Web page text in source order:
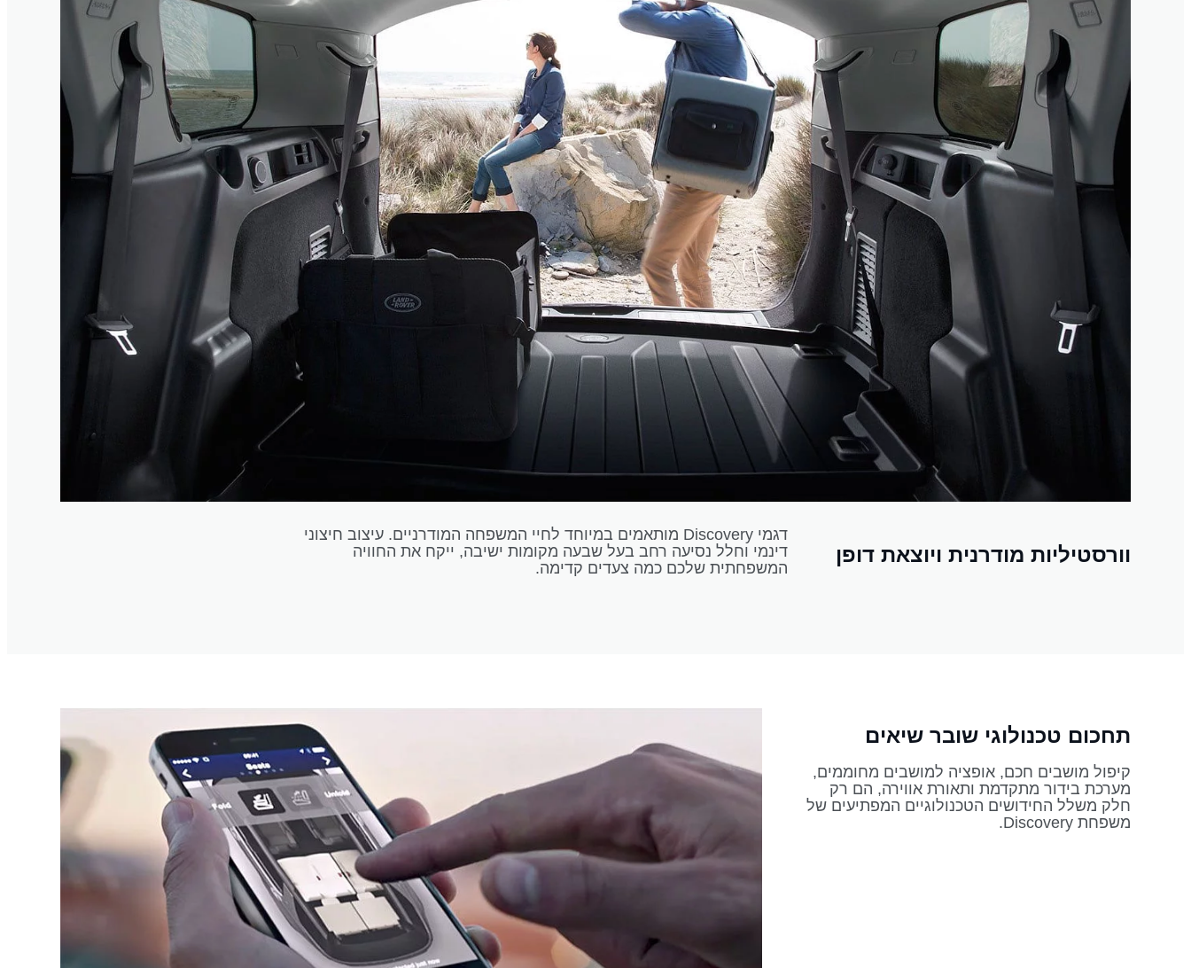
וורסטיליות מודרנית ויוצאת דופן
דגמי Discovery מותאמים במיוחד לחיי המשפחה המודרניים. עיצוב חיצוני
דינמי וחלל נסיעה רחב בעל שבעה מקומות ישיבה, ייקח את החוויה
המשפחתית שלכם כמה צעדים קדימה.
תחכום טכנולוגי שובר שיאים
קיפול מושבים חכם, אופציה למושבים מחוממים,
מערכת בידור מתקדמת ותאורת אווירה, הם רק
חלק משלל החידושים הטכנולוגיים המפתיעים של
משפחת Discovery.